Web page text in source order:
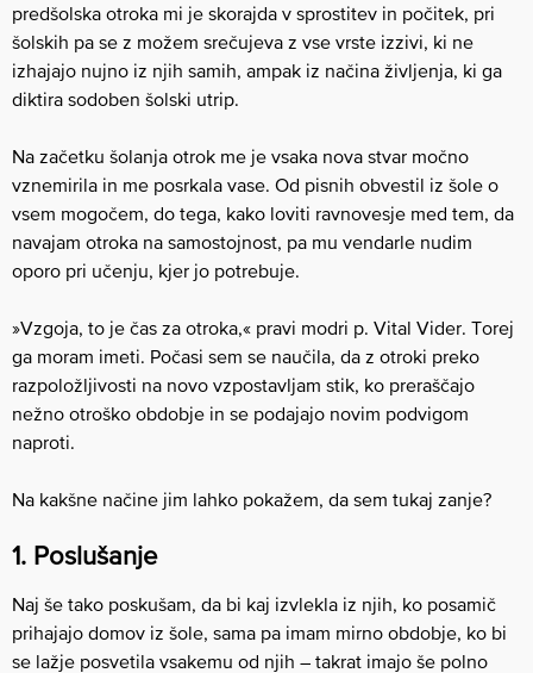
predšolska otroka mi je skorajda v sprostitev in počitek, pri
šolskih pa se z možem srečujeva z vse vrste izzivi, ki ne
izhajajo nujno iz njih samih, ampak iz načina življenja, ki ga
diktira sodoben šolski utrip.
Na začetku šolanja otrok me je vsaka nova stvar močno
vznemirila in me posrkala vase. Od pisnih obvestil iz šole o
vsem mogočem, do tega, kako loviti ravnovesje med tem, da
navajam otroka na samostojnost, pa mu vendarle nudim
oporo pri učenju, kjer jo potrebuje.
»Vzgoja, to je čas za otroka,« pravi modri p. Vital Vider. Torej
ga moram imeti. Počasi sem se naučila, da z otroki preko
razpoložljivosti na novo vzpostavljam stik, ko preraščajo
nežno otroško obdobje in se podajajo novim podvigom
naproti.
Na kakšne načine jim lahko pokažem, da sem tukaj zanje?
1. Poslušanje
Naj še tako poskušam, da bi kaj izvlekla iz njih, ko posamič
prihajajo domov iz šole, sama pa imam mirno obdobje, ko bi
se lažje posvetila vsakemu od njih – takrat imajo še polno